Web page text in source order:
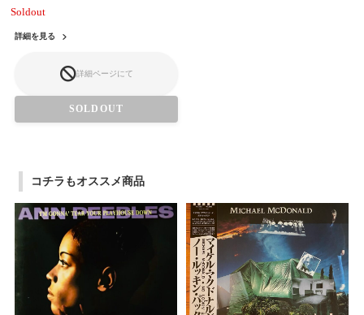
Soldout
詳細を見る
詳細ページにて
SOLDOUT
コチラもオススメ商品